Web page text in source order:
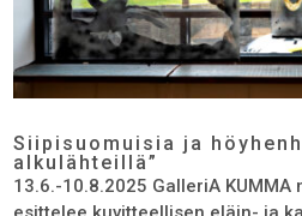
Siipisuomuisia ja
alkulähteillä”
13.6.-10.8.2025 GalleriA KUMMA